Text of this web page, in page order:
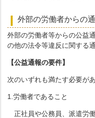
外部の労働者からの
外部の労働者等からの公益
の他の法令等違反に関する
【公益通報の要件】
次のいずれも満たす必要が
1.労働者であること
正社員や公務員、派遣労